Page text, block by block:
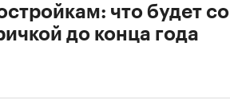
что будет со
до конца года